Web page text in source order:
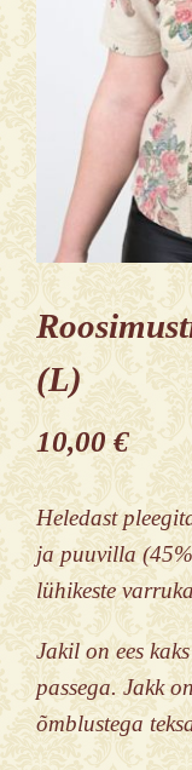
(L)
10,00€
Heledast
ja puuvilla
lühikeste
Jakil on ees
passega. Jakk
õmblustega